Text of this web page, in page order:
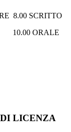
8.00 SCRITTO
ORALE
DI LICENZA